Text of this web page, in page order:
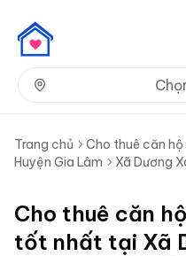
Trang chủ Cho thuê căn
Huyện Gia Lâm
Xã Dương
Cho thuê căn
tốt nhất tại Xã